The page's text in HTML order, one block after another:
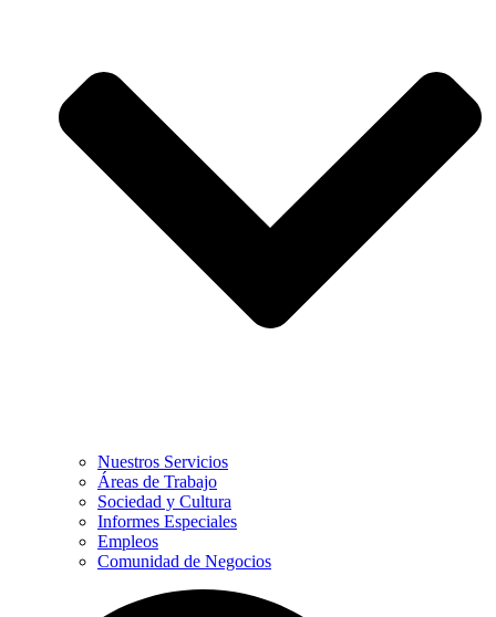
Nuestros Servicios
Áreas de Trabajo
Sociedad y Cultura
Informes Especiales
Empleos
Comunidad de Negocios